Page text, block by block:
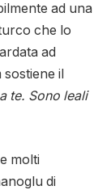
ad una
che lo
ad
il
te. Sono leali
molti
di